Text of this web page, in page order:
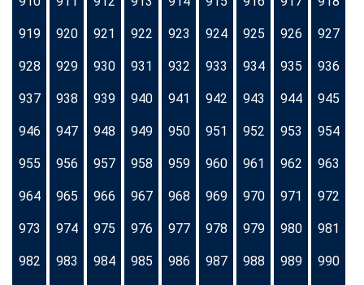
919 920 921 922 923 924 925 926 927
928 929 930 931 932 933 934 935 936
937 938 939 940 941 942 943 944 945
946 947 948 949 950 951 952 953 954
955 956 957 958 959 960 961 962 963
964 965 966 967 968 969 970 971 972
973 974 975 976 977 978 979 980 981
982 983 984 985 986 987 988 989 990